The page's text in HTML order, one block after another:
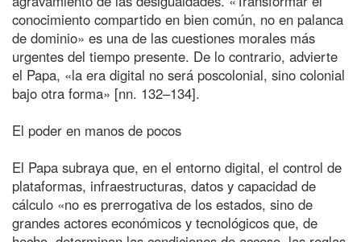
conocimiento compartido en bien común, no en palanca
de dominio» es una de las cuestiones morales más
urgentes del tiempo presente. De lo contrario, advierte
el Papa, «la era digital no será poscolonial, sino colonial
bajo otra forma» [nn. 132–134].
El poder en manos de pocos
El Papa subraya que, en el entorno digital, el control de
plataformas, infraestructuras, datos y capacidad de
cálculo «no es prerrogativa de los estados, sino de
grandes actores económicos y tecnológicos que, de